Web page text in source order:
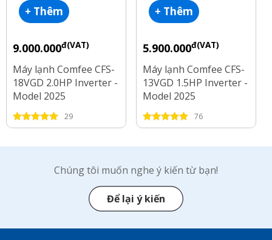
+ Thêm
9.000.000đ(VAT)
Máy lạnh Comfee CFS-
18VGD 2.0HP Inverter -
Model 2025
29
+ Thêm
5.900.000đ(VAT)
Máy lạnh Comfee CFS-
13VGD 1.5HP Inverter -
Model 2025
76
Chúng tôi muốn nghe ý kiến từ bạn!
Để lại ý kiến